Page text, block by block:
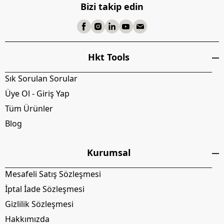
Bizi takip edin
Hkt Tools
Sık Sorulan Sorular
Üye Ol - Giriş Yap
Tüm Ürünler
Blog
Kurumsal
Mesafeli Satış Sözleşmesi
İptal İade Sözleşmesi
Gizlilik Sözleşmesi
Hakkımızda